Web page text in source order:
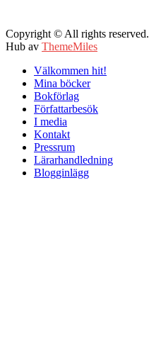
Copyright © All rights reserved.
Hub av ThemeMiles
Välkommen hit!
Mina böcker
Bokförlag
Författarbesök
I media
Kontakt
Pressrum
Lärarhandledning
Blogginlägg